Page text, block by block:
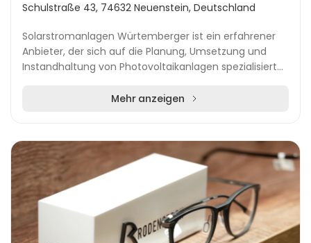
Schulstraße 43, 74632 Neuenstein, Deutschland
Solarstromanlagen Würtemberger ist ein erfahrener
Anbieter, der sich auf die Planung, Umsetzung und
Instandhaltung von Photovoltaikanlagen spezialisiert
Mehr anzeigen